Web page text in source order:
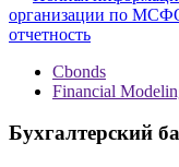
организации по
отчетность
Cbonds
Financial
Бухгалтерский